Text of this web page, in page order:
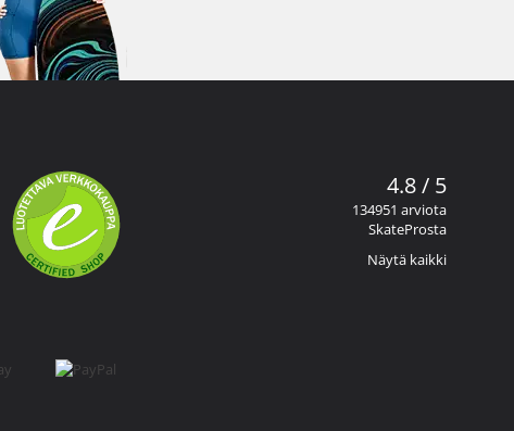
4.8 / 5
134951 arviota
SkateProsta
Näytä kaikki